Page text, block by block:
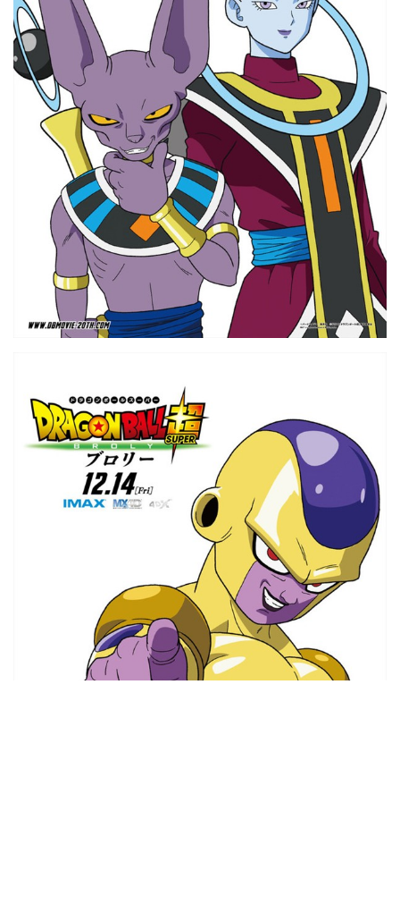
1997 — 2026
© PRISA MEDIA CORP SPA.
Producción musical Cadena Ser, España 2026.
CONTACTO COMERCIAL
Aviso legal
Política de privacidad|
Política de Cookies